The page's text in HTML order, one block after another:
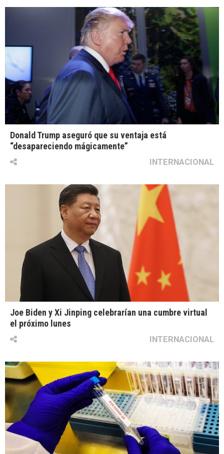
Donald Trump aseguró que su ventaja está
“desapareciendo mágicamente”
INTERNACIONAL
Joe Biden y Xi Jinping celebrarían una cumbre virtual
el próximo lunes
INTERNACIONAL